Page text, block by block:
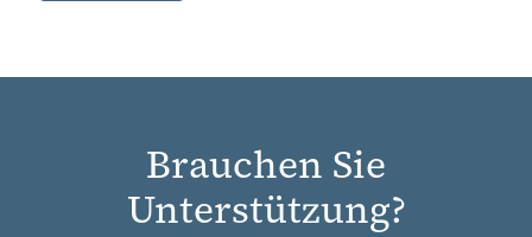
Brauchen Sie
Unterstützung?